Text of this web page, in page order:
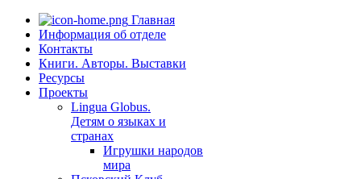
Главная
Информация об отделе
Контакты
Книги. Авторы. Выставки
Ресурсы
Проекты
Lingua Globus.
Детям о языках и
странах
Игрушки народов
мира